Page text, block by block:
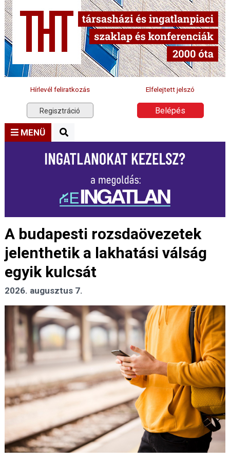
Hírlevél feliratkozás Elfelejtett jelszó
Regisztráció Belépés
MENÜ
A budapesti rozsdaövezetek
jelenthetik a lakhatási válság
egyik kulcsát
2026. augusztus 7.